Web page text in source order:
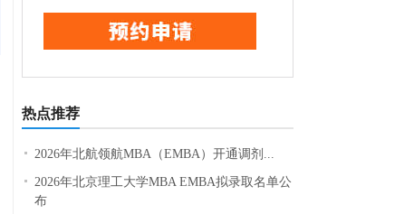
热点推荐
2026年北航领航MBA（EMBA）开通调剂...
2026年北京理工大学MBA EMBA拟录取名单公
布